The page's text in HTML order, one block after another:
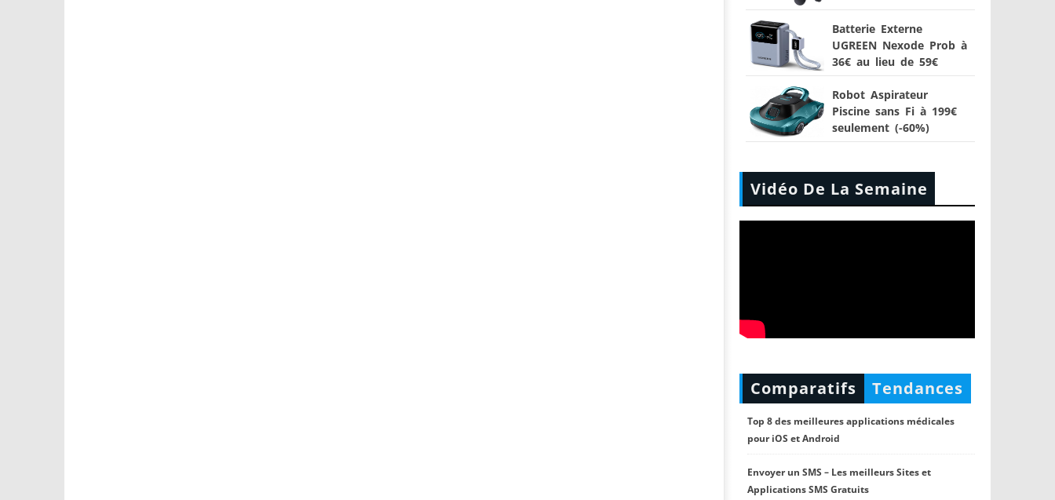
Batterie Externe
UGREEN Nexode Prob à
36€ au lieu de 59€
Robot Aspirateur
Piscine sans Fi à 199€
seulement (-60%)
Vidéo De La Semaine
Comparatifs Tendances
Top 8 des meilleures applications médicales
pour iOS et Android
Envoyer un SMS – Les meilleurs Sites et
Applications SMS Gratuits